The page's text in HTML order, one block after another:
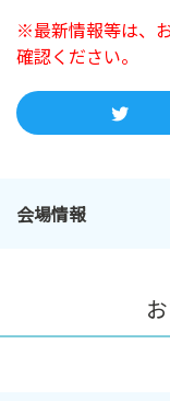
※最新情報等は、
確認ください。
会場情報